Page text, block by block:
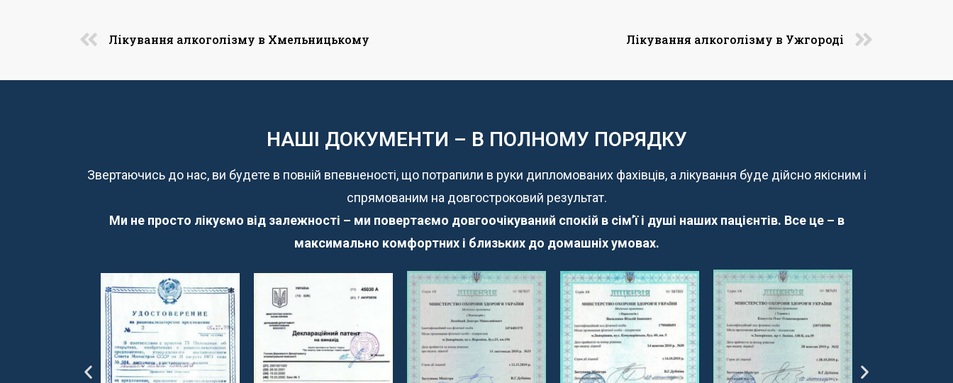
Лікування алкоголізму в Хмельницькому Лікування алкоголізму в Ужгороді
НАШІ ДОКУМЕНТИ – В ПОЛНОМУ ПОРЯДКУ
Звертаючись до нас, ви будете в повній впевненості, що потрапили в руки дипломованих фахівців, а лікування буде дійсно якісним і
спрямованим на довгостроковий результат.
Ми не просто лікуємо від залежності – ми повертаємо довгоочікуваний спокій в сім’ї і душі наших пацієнтів. Все це – в
максимально комфортних і близьких до домашніх умовах.